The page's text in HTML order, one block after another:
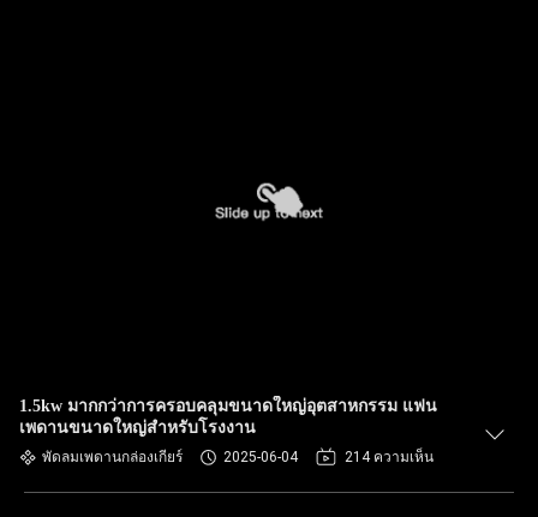
1.5kw มากกว่าการครอบคลุมขนาดใหญ่อุตสาหกรรม แฟน
เพดานขนาดใหญ่สําหรับโรงงาน
พัดลมเพดานกล่องเกียร์ 2025-06-04 214 ความเห็น